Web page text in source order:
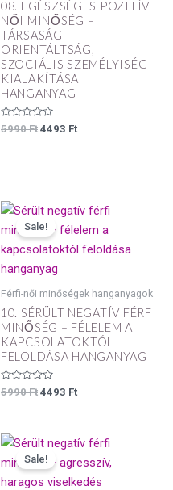
08. EGÉSZSÉGES POZITÍV
NŐI MINŐSÉG –
TÁRSASÁG
ORIENTÁLTSÁG,
SZOCIÁLIS SZEMÉLYISÉG
KIALAKÍTÁSA
HANGANYAG
Értékelés:
0
5990Ft 4493 Ft
Sale!
Férfi-női minőségek hanganyagok
10. SÉRÜLT NEGATÍV FÉRFI
MINŐSÉG – FÉLELEM A
KAPCSOLATOKTÓL
FELOLDÁSA HANGANYAG
Értékelés:
0
5990Ft
Original
price
was:
5990 Ft.
4493 Ft
Current
is:
4493 Ft.
Sale!
Original
price
was:
5990 Ft.
Current
is:
4493 Ft.